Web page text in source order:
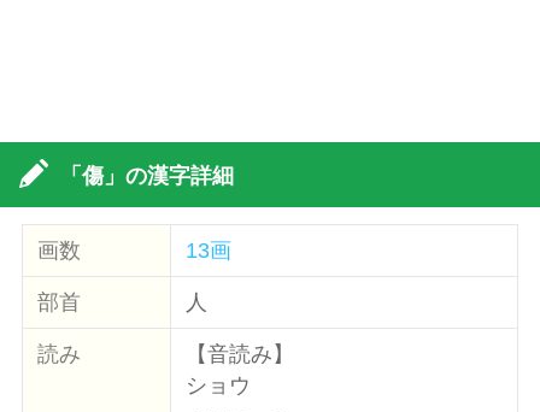
「傷」の漢字詳細
画数 13画
部首 人
読み
【音読み】
ショウ